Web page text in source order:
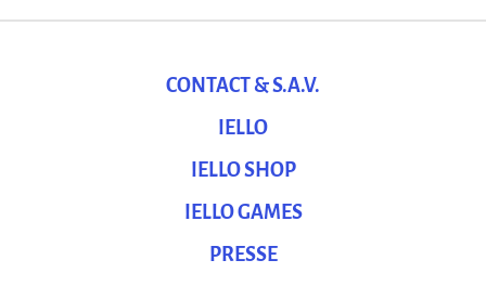
CONTACT & S.A.V.
IELLO
IELLO SHOP
IELLO GAMES
PRESSE